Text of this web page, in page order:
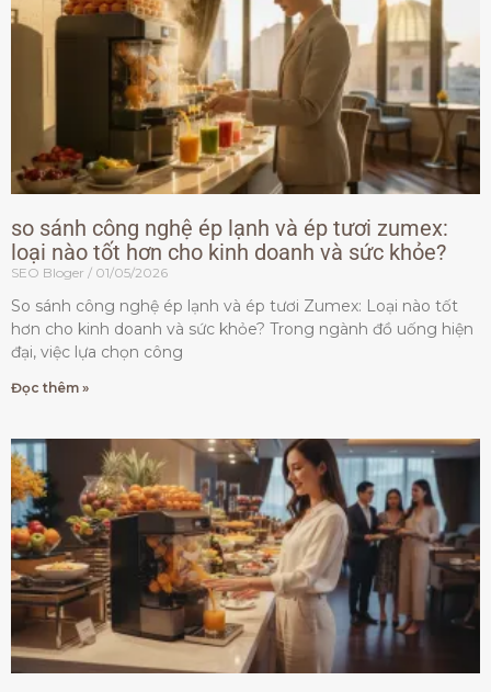
so sánh công nghệ ép lạnh và ép tươi zumex:
loại nào tốt hơn cho kinh doanh và sức khỏe?
SEO Bloger 01/05/2026
So sánh công nghệ ép lạnh và ép tươi Zumex: Loại nào tốt
hơn cho kinh doanh và sức khỏe? Trong ngành đồ uống hiện
đại, việc lựa chọn công
Đọc thêm »